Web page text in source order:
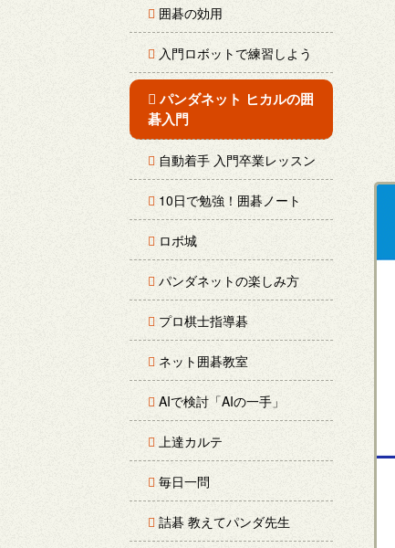
囲碁の効用
入門ロボットで練習しよう
パンダネット ヒカルの囲
碁入門
自動着手 入門卒業レッスン
10日で勉強！囲碁ノート
ロボ城
パンダネットの楽しみ方
プロ棋士指導碁
ネット囲碁教室
AIで検討「AIの一手」
上達カルテ
毎日一問
詰碁 教えてパンダ先生